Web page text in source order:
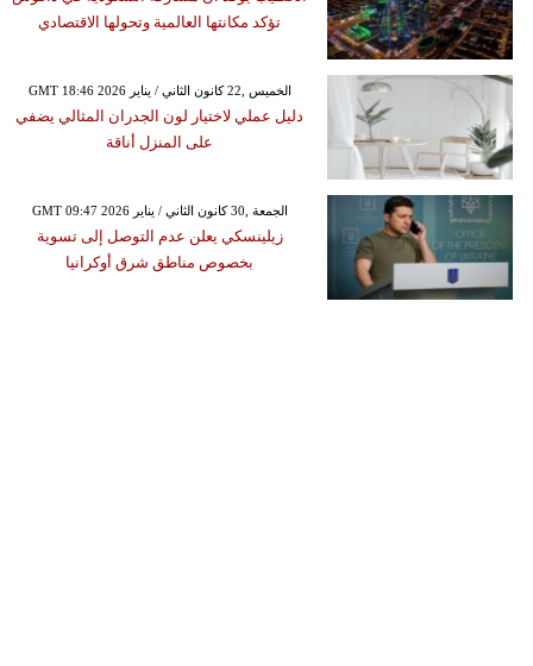
تؤكد مكانتها العالمية وتحولها الاقتصادي
GMT 18:46 2026 الخميس ,22 كانون الثاني / يناير
دليل عملي لاختيار لون الجدران المثالي يضفي
على المنزل أناقة
GMT 09:47 2026 الجمعة ,30 كانون الثاني / يناير
زيلينسكي يعلن عدم التوصل إلى تسوية
بخصوص مناطق شرق أوكرانيا